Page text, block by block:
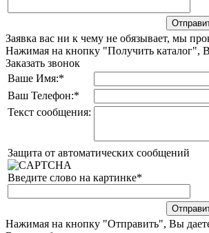
Заявка вас ни к чему не обязывает, мы
Нажимая на кнопку "Получить каталог",
Заказать звонок
Ваше Имя:*
Ваш Телефон:*
Текст сообщения:
Защита от автоматических сообщений
Введите слово на картинке*
Нажимая на кнопку "Отправить", Вы